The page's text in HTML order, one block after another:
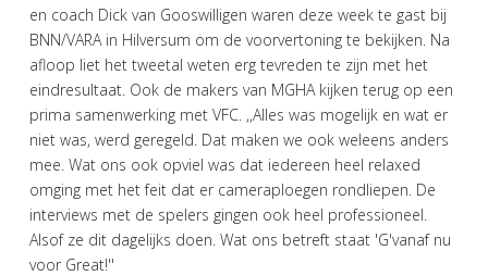
en coach Dick van Gooswilligen waren deze week te gast bij
BNN/VARA in Hilversum om de voorvertoning te bekijken. Na
afloop liet het tweetal weten erg tevreden te zijn met het
eindresultaat. Ook de makers van MGHA kijken terug op een
prima samenwerking met VFC. ,,Alles was mogelijk en wat er
niet was, werd geregeld. Dat maken we ook weleens anders
mee. Wat ons ook opviel was dat iedereen heel relaxed
omging met het feit dat er cameraploegen rondliepen. De
interviews met de spelers gingen ook heel professioneel.
Alsof ze dit dagelijks doen. Wat ons betreft staat 'G'vanaf nu
voor Great!''